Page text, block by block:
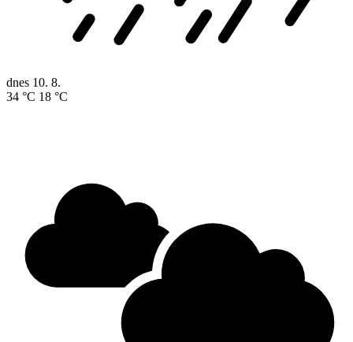
dnes 10. 8.
34 °C 18 °C